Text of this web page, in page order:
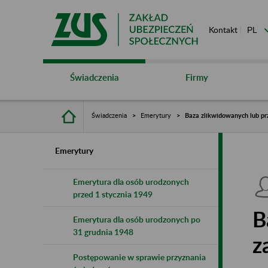
Kontakt
Świadczenia Firmy
Świadczenia Emerytury Baza zlikwidowanych lub
Emerytury
Emerytura dla osób urodzonych
przed 1 stycznia 1949
Emerytura dla osób urodzonych po
31 grudnia 1948
Postępowanie w sprawie przyznania